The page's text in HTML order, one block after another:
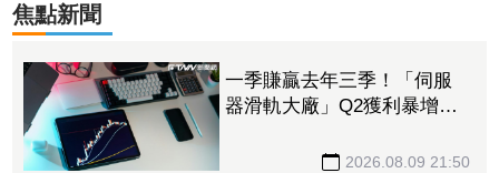
焦點新聞
一季賺贏去年三季！「伺服
器滑軌大廠」Q2獲利暴增
2026.08.09 21:50